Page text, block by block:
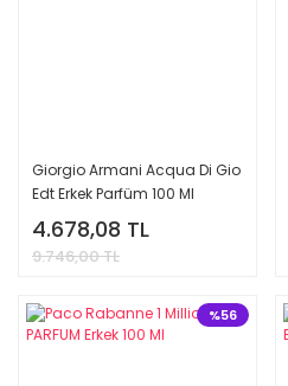
Giorgio Armani Acqua Di Gio
Edt Erkek Parfüm 100 Ml
4.678,08 TL
9.746,00 TL
%56